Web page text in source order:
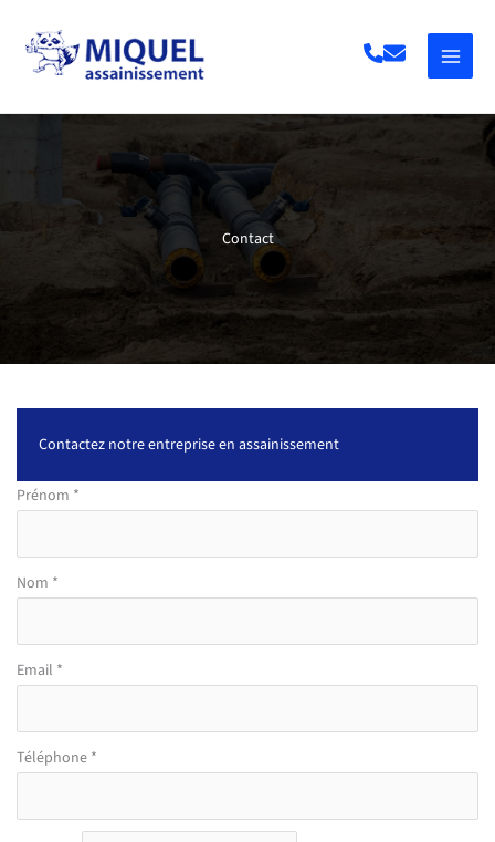
contenu
Contact
Contactez notre entreprise en assainissement
Formulaire
avec
téléphone
Prénom *
Nom *
Email *
Téléphone *